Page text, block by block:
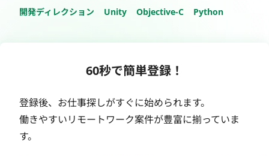
開発ディレクション
Unity Objective-C Python
60秒で簡単登録！
登録後、お仕事探しがすぐに始められます。
働きやすいリモートワーク案件が豊富に揃っていま
す。